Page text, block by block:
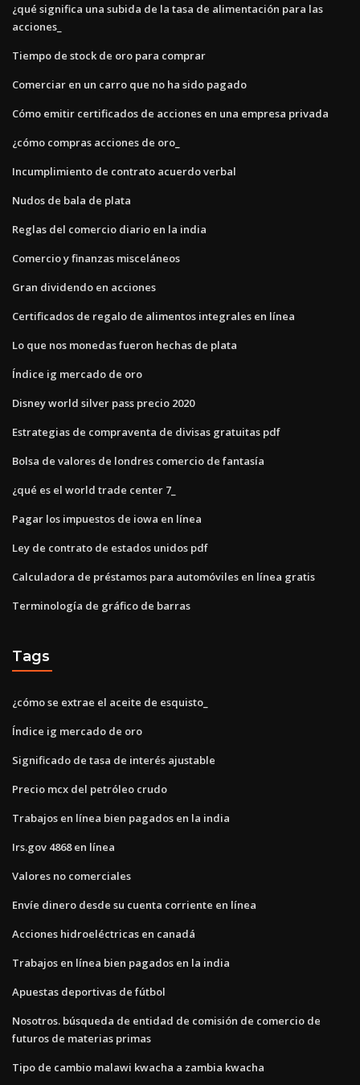
¿qué significa una subida de la tasa de alimentación para las
acciones_
Tiempo de stock de oro para comprar
Comerciar en un carro que no ha sido pagado
Cómo emitir certificados de acciones en una empresa privada
¿cómo compras acciones de oro_
Incumplimiento de contrato acuerdo verbal
Nudos de bala de plata
Reglas del comercio diario en la india
Comercio y finanzas misceláneos
Gran dividendo en acciones
Certificados de regalo de alimentos integrales en línea
Lo que nos monedas fueron hechas de plata
Índice ig mercado de oro
Disney world silver pass precio 2020
Estrategias de compraventa de divisas gratuitas pdf
Bolsa de valores de londres comercio de fantasía
¿qué es el world trade center 7_
Pagar los impuestos de iowa en línea
Ley de contrato de estados unidos pdf
Calculadora de préstamos para automóviles en línea gratis
Terminología de gráfico de barras
Tags
¿cómo se extrae el aceite de esquisto_
Índice ig mercado de oro
Significado de tasa de interés ajustable
Precio mcx del petróleo crudo
Trabajos en línea bien pagados en la india
Irs.gov 4868 en línea
Valores no comerciales
Envíe dinero desde su cuenta corriente en línea
Acciones hidroeléctricas en canadá
Trabajos en línea bien pagados en la india
Apuestas deportivas de fútbol
Nosotros. búsqueda de entidad de comisión de comercio de
futuros de materias primas
Tipo de cambio malawi kwacha a zambia kwacha